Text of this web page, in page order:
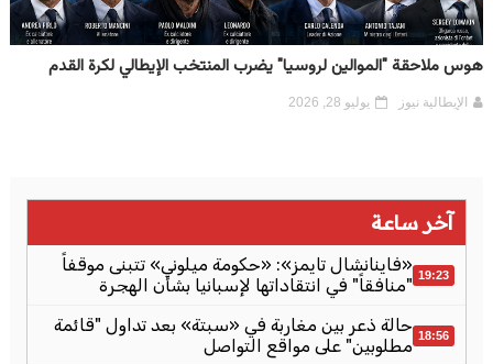
هوس ملاحقة "الموالين لروسيا" يضرب المنتخب الإيطالي لكرة القدم
الإيطالية نيوز يوليو 28, 2026
آخر ساعة
19:23 «فاينانشال تايمز»: «حكومة ميلوني» تتبنى موقفاً
"منافقاً" في انتقاداتها لإسبانيا بشأن الهجرة
18:56 حالة ذعر بين مغاربة في «سبتة» بعد تداول "قائمة
مطلوبين" على مواقع التواصل